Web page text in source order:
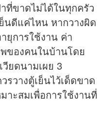
ที่ขาดไม่ได้ในทุกครัว
นดีแค่ไหน หากวางผิด
ยุการใช้งาน ค่า
ของคนในบ้านโดย
ยดนามเผย 3
วางตู้เย็นไว้เด็ดขาด
ะสมเพื่อการใช้งานที่